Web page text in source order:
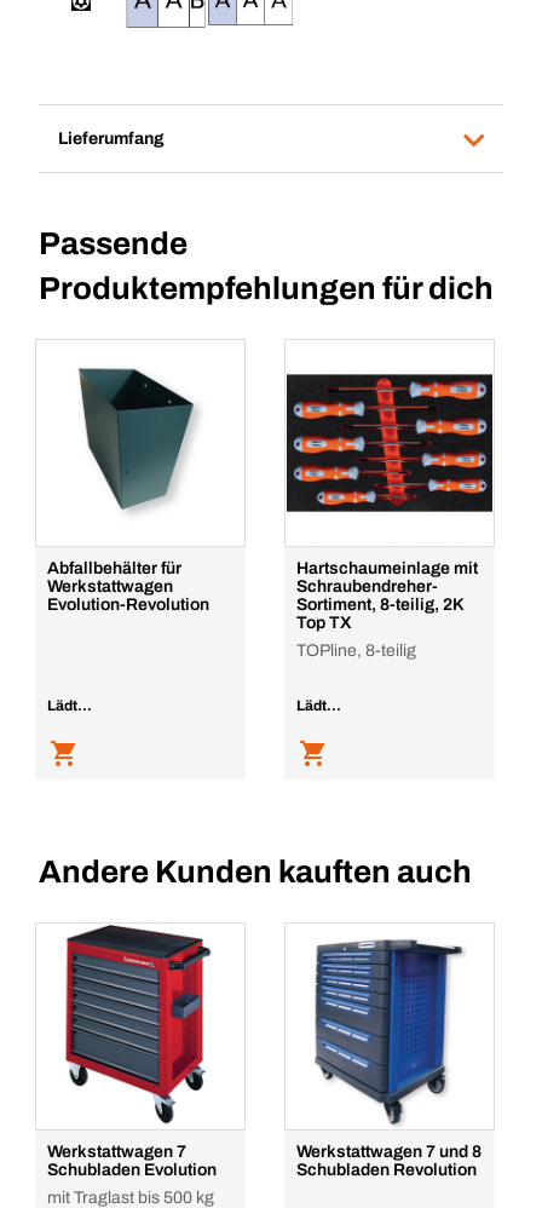
Lieferumfang
Passende
Produktempfehlungen für dich
Abfallbehälter für
Werkstattwagen
Evolution-Revolution
Lädt...
Hartschaumeinlage mit
Schraubendreher-
Sortiment, 8-teilig, 2K
Top TX
TOPline, 8-teilig
Lädt...
Andere Kunden kauften auch
Werkstattwagen 7
Schubladen Evolution
mit Traglast bis 500 kg
Werkstattwagen 7 und 8
Schubladen Revolution